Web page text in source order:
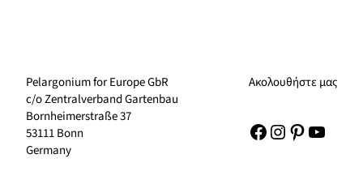
Pelargonium for Europe GbR
c/o Zentralverband Gartenbau
Bornheimerstraße 37
53111 Bonn
Germany
Ακολουθήστε μας
Facebook
Instagram
Pinterest